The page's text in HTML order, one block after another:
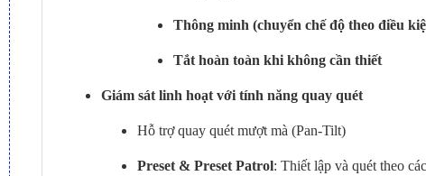
Thông minh (chuyển chế độ theo điều
Tắt hoàn toàn khi không cần thiết
Giám sát linh hoạt với tính năng quay quét
Hỗ trợ quay quét mượt mà (Pan-Tilt)
Preset & Preset Patrol: Thiết lập và quét theo